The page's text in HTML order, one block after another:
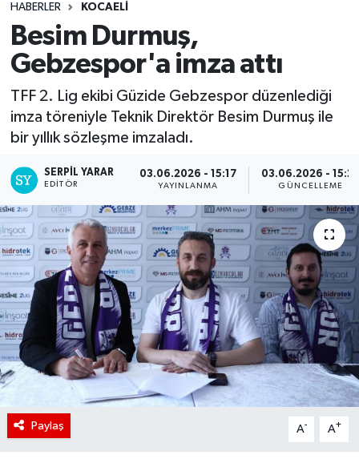
HABERLER KOCAELI
Besim Durmuş,
Gebzespor'a imza attı
TFF 2. Lig ekibi Güzide Gebzespor düzenlediği
imza töreniyle Teknik Direktör Besim Durmuş ile
bir yıllık sözleşme imzaladı.
SERPİL YARAR
EDITÖR
03.06.2026 - 15:17
YAYINLANMA
03.06.2026 -
GÜNCELLEME
Paylaş A- A+